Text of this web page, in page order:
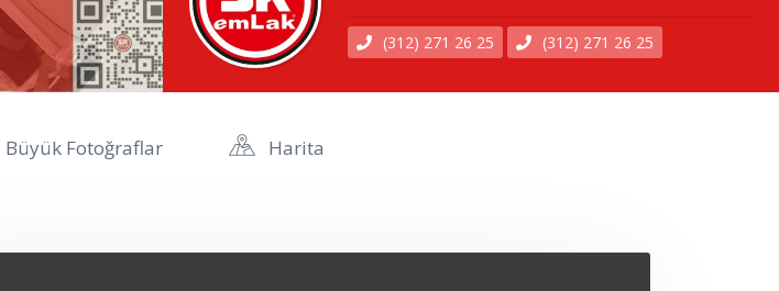
(312) 271 26 25 (312) 271 26 25
Büyük Fotoğraflar Harita